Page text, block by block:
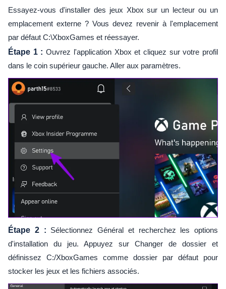
Essayez-vous d'installer des jeux Xbox sur un lecteur ou un
emplacement externe ? Vous devez revenir à l'emplacement
par défaut C:\XboxGames et réessayer.
Étape 1 : Ouvrez l'application Xbox et cliquez sur votre profil
dans le coin supérieur gauche. Aller aux paramètres.
Étape 2 : Sélectionnez Général et recherchez les options
d'installation du jeu. Appuyez sur Changer de dossier et
définissez C:/XboxGames comme dossier par défaut pour
stocker les jeux et les fichiers associés.